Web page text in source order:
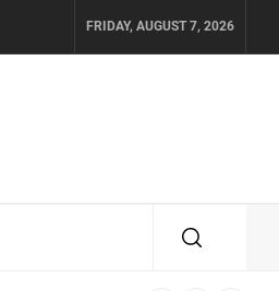
FRIDAY, AUGUST 7, 2026